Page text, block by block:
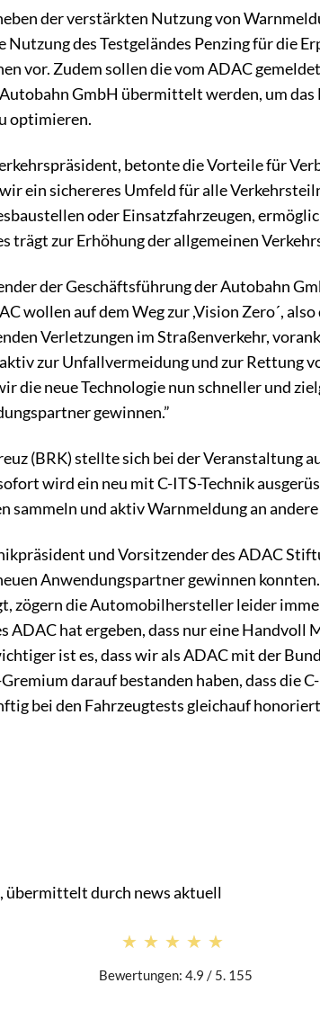
der verstärkten Nutzung von
Nutzung des Testgeländes Penzing für die
vor. Zudem sollen die vom ADAC
GmbH übermittelt werden, um das
optimieren.
betonte die Vorteile für
ein sichereres Umfeld für alle
oder Einsatzfahrzeugen,
trägt zur Erhöhung der allgemeinen
der Geschäftsführung der Autobahn
wollen auf dem Weg zur ,Vision Zero´,
Verletzungen im Straßenverkehr,
zur Unfallvermeidung und zur Rettung
die neue Technologie nun schneller und
gewinnen.”
(BRK) stellte sich bei der Veranstaltung
wird ein neu mit C-ITS-Technik
sammeln und aktiv Warnmeldung an
und Vorsitzender des ADAC
Anwendungspartner gewinnen
zögern die Automobilhersteller leider
ADAC hat ergeben, dass nur eine Handvoll
ist es, dass wir als ADAC mit der
darauf bestanden haben, dass die
bei den Fahrzeugtests gleichauf
durch news aktuell
★★★★★
★★★★★
Bewertungen: 4.9 / 5. 155